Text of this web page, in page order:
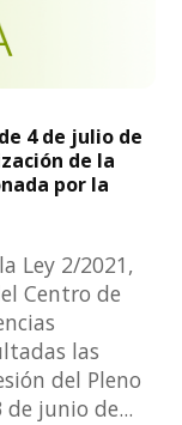
4 de julio de
de la
por la
Ley 2/2021,
Centro de
las
del Pleno
de junio de...